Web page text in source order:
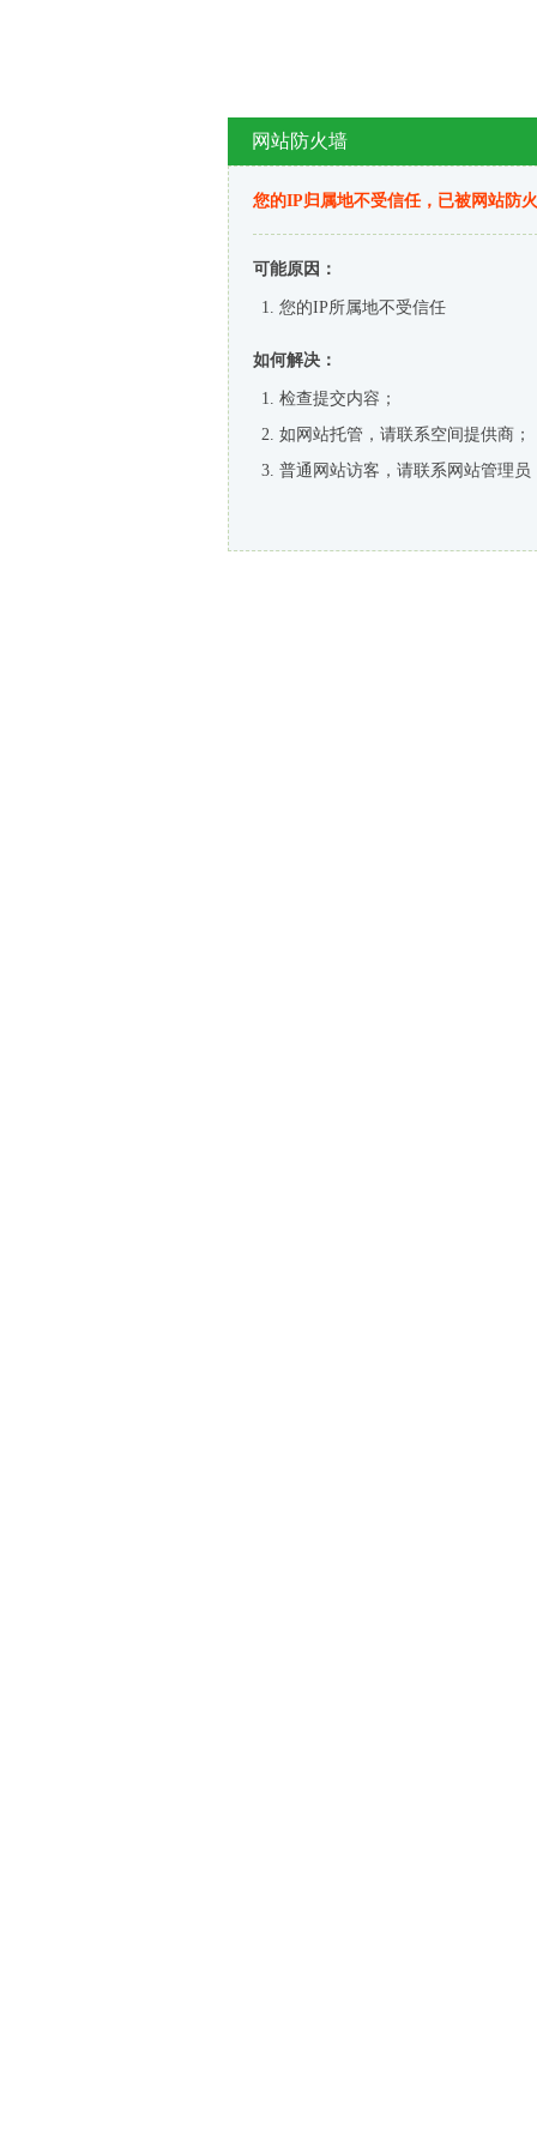
网站防火墙
您的IP归属地不受信任，已被网站防
可能原因：
您的IP所属地不受信任
如何解决：
检查提交内容；
如网站托管，请联系空间提供商；
普通网站访客，请联系网站管理员